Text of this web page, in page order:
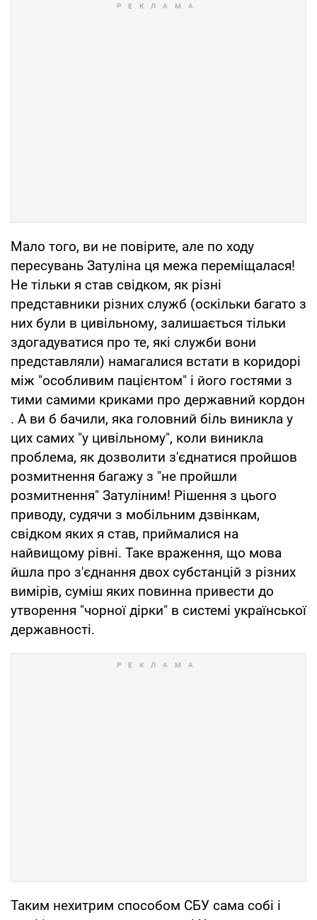
Мало того, ви не повірите, але по ходу
пересувань Затуліна ця межа переміщалася!
Не тільки я став свідком, як різні
представники різних служб (оскільки багато з
них були в цивільному, залишається тільки
здогадуватися про те, які служби вони
представляли) намагалися встати в коридорі
між "особливим пацієнтом" і його гостями з
тими самими криками про державний кордон
. А ви б бачили, яка головний біль виникла у
цих самих "у цивільному", коли виникла
проблема, як дозволити з'єднатися пройшов
розмитнення багажу з "не пройшли
розмитнення" Затуліним! Рішення з цього
приводу, судячи з мобільним дзвінкам,
свідком яких я став, приймалися на
найвищому рівні. Таке враження, що мова
йшла про з'єднання двох субстанцій з різних
вимірів, суміш яких повинна привести до
утворення "чорної дірки" в системі української
державності.
Таким нехитрим способом СБУ сама собі і